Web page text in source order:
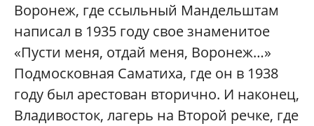
Воронеж, где ссыльный Мандельштам
написал в 1935 году свое знаменитое
«Пусти меня, отдай меня, Воронеж…»
Подмосковная Саматиха, где он в 1938
году был арестован вторично. И наконец,
Владивосток, лагерь на Второй речке, где